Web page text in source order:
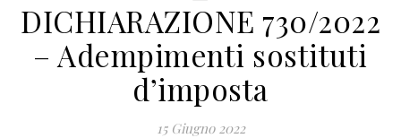
DICHIARAZIONE 730/2022
– Adempimenti sostituti
d’imposta
15 Giugno 2022